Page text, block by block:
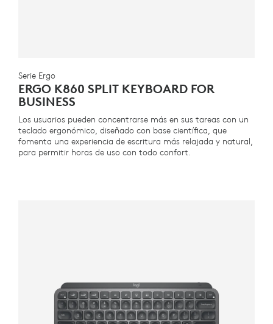
Serie Ergo
ERGO K860 SPLIT KEYBOARD FOR
BUSINESS
Los usuarios pueden concentrarse más en sus tareas con un
teclado ergonómico, diseñado con base científica, que
fomenta una experiencia de escritura más relajada y natural,
para permitir horas de uso con todo confort.